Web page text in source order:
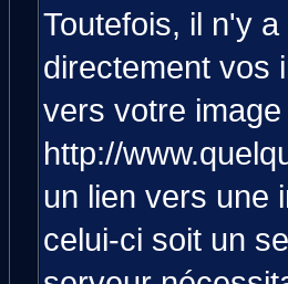
Toutefois, il n'y
directement vos
vers votre
http://
un lien vers une
celui-ci soit un